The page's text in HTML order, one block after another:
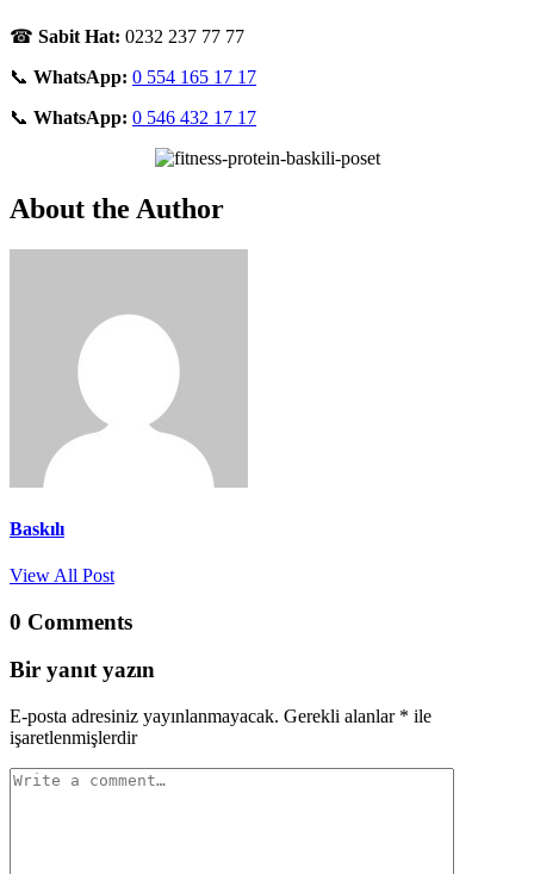
☎ Sabit Hat: 0232 237 77 77
📞 WhatsApp: 0 554 165 17 17
📞 WhatsApp: 0 546 432 17 17
About the Author
Baskılı
View All Post
0 Comments
Bir yanıt yazın
E-posta adresiniz yayınlanmayacak. Gerekli alanlar * ile
işaretlenmişlerdir